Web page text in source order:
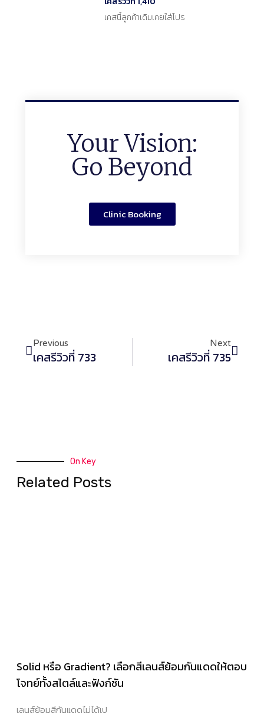
เคสนี้ลูกค้าเดิมเคยใส่โปร
Your Vision:
Go Beyond
Clinic Booking
Previous
เคสรีวิวที่ 733
Next
เคสรีวิวที่ 735
On Key
Related Posts
Solid หรือ Gradient? เลือกสีเลนส์ย้อมกันแดดให้ตอบ
โจทย์ทั้งสไตล์และฟังก์ชัน
เลนส์ย้อมสีกันแดดไม่ได้เป